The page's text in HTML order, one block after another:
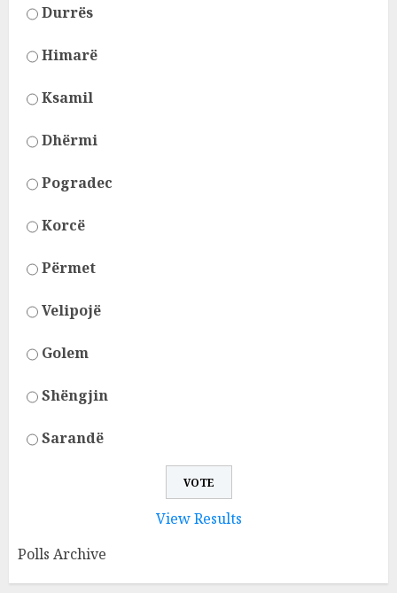
Durrës
Himarë
Ksamil
Dhërmi
Pogradec
Korcë
Përmet
Velipojë
Golem
Shëngjin
Sarandë
View Results
Polls Archive